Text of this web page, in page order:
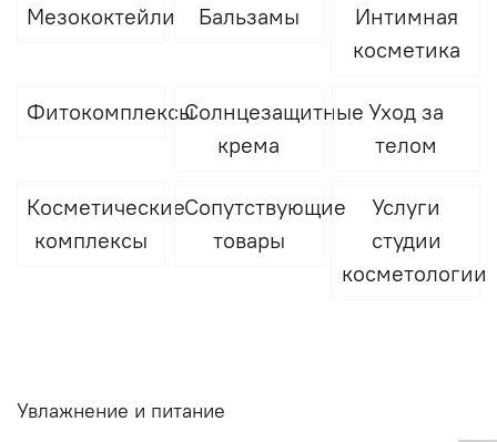
Мезококтейли Бальзамы
Интимная
косметика
ФитокомплексыСолнцезащитные
крема
Уход за
телом
Косметические
комплексы
Сопутствующие
товары
Услуги
студии
косметологии
Увлажнение и питание